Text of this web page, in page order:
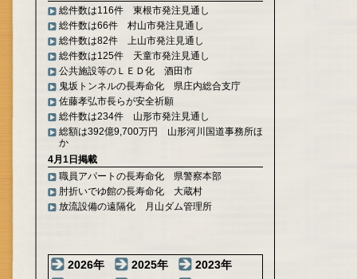
総件数は116件 東根市発注見通し
総件数は66件 村山市発注見通し
総件数は82件 上山市発注見通し
総件数は125件 天童市発注見通し
公共施設等のＬＥＤ化 酒田市
鬼坂トンネルの長寿命化 県庄内総合支庁
佐藤孝弘市長らが安全祈願
総件数は234件 山形市発注見通し
総額は392億9,700万円 山形河川国道事務所ほ
か
4月1日掲載
職員アパートの長寿命化 県警察本部
肘折いでゆ館の長寿命化 大蔵村
放流設備の遠隔化 月山ダム管理所
2026年 2025年
2023年